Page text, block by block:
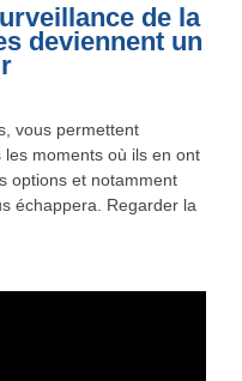
de la
deviennent un
vous permettent
les moments où ils en ont
options et notamment
échappera. Regarder la